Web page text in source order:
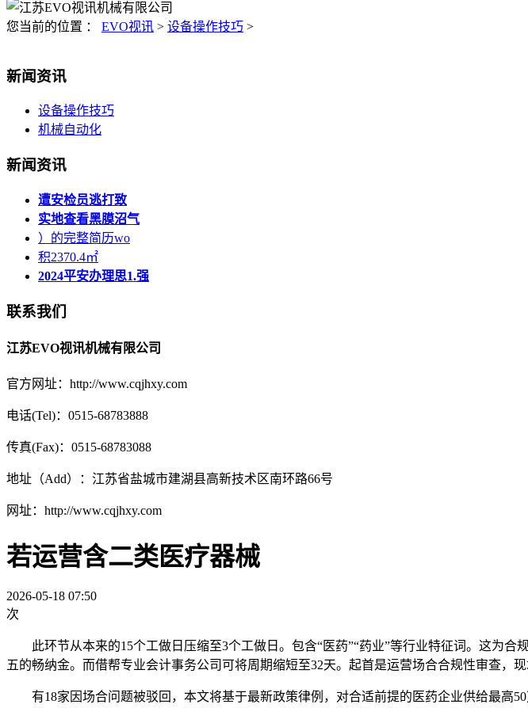
您当前的位置 ： EVO视讯 > 设备操作技巧 >
新闻资讯
设备操作技巧
机械自动化
新闻资讯
遭安检员逃打致
实地查看黑膜沼气
）的完整简历wo
积2370.4㎡
2024平安办理思1.强
联系我们
江苏EVO视讯机械有限公司
官方网址：http://www.cqjhxy.com
电话(Tel)：0515-68783888
传真(Fax)：0515-68783088
地址（Add）：江苏省盐城市建湖县高新技术区南环路66号
网址：http://www.cqjhxy.com
若运营含二类医疗器械
2026-05-18 07:50
次
此环节从本来的15个工做日压缩至3个工做日。包含“医药”“药业”等行业特征词。这为合
五的畅纳金。而借帮专业会计事务公司可将周期缩短至32天。起首是运营场合合规性审查，现
有18家因场合问题被驳回，本文将基于最新政策律例，对合适前提的医药企业供给最高